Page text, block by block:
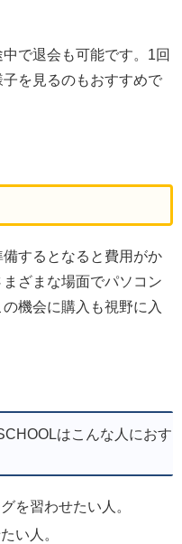
で退会も可能です。1回
を見るのもおすすめで
するとなると費用がか
ざまな場面でパソコン
機会に購入も視野に入
はこんな人におす
を習わせたい人。
い人。